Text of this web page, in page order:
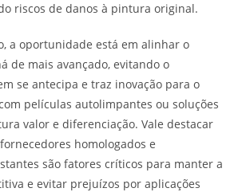
riscos de danos à pintura original.
a oportunidade está em alinhar o
de mais avançado, evitando o
se antecipa e traz inovação para o
películas autolimpantes ou soluções
valor e diferenciação. Vale destacar
homologados e
são fatores críticos para manter a
e evitar prejuízos por aplicações